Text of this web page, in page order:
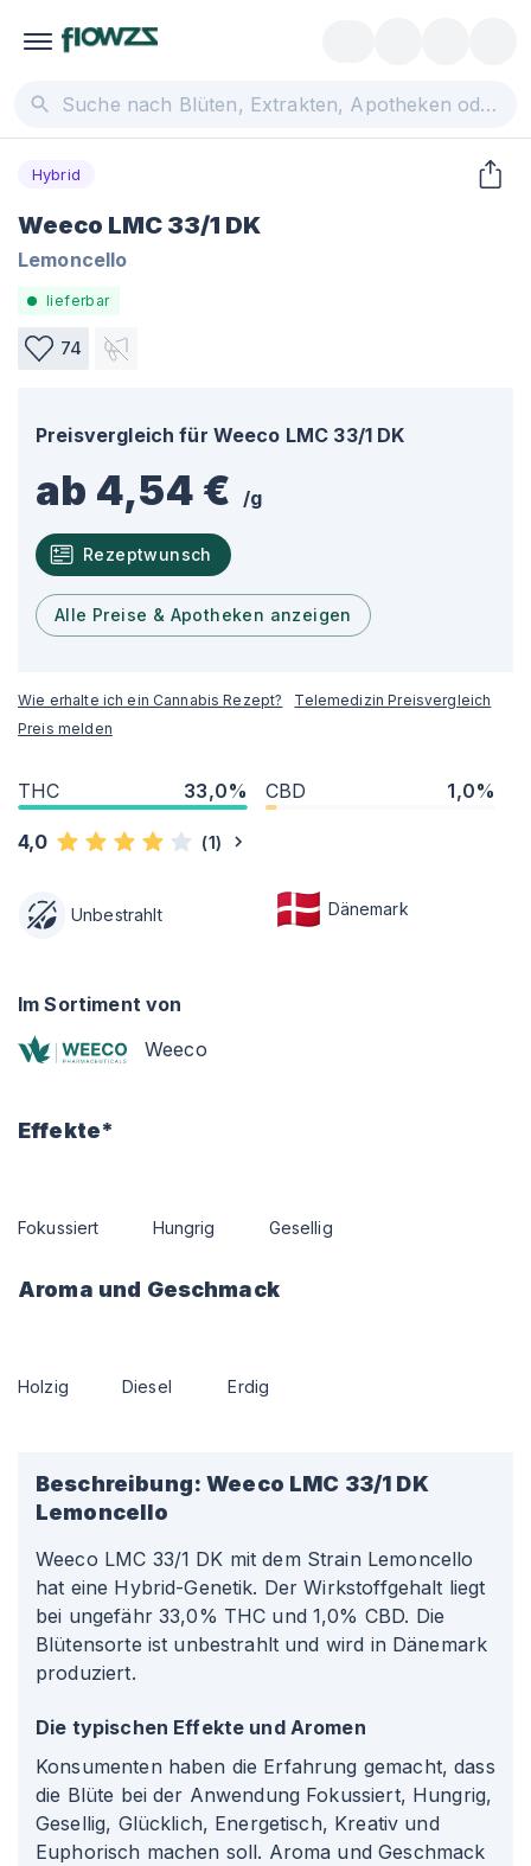
Hybrid
Weeco LMC 33/1 DK
Lemoncello
lieferbar
74
Preisvergleich für Weeco LMC 33/1 DK
ab 4,54 € /g
Rezeptwunsch
Alle Preise & Apotheken anzeigen
Wie erhalte ich ein Cannabis Rezept?
Telemedizin Preisvergleich
Preis melden
THC 33,0% CBD 1,0%
4,0 (1)
Unbestrahlt Dänemark
Im Sortiment von
Weeco
Effekte*
Fokussiert Hungrig Gesellig
Aroma und Geschmack
Holzig Diesel Erdig
Beschreibung: Weeco LMC 33/1 DK
Lemoncello
Weeco LMC 33/1 DK mit dem Strain Lemoncello
hat eine Hybrid-Genetik. Der Wirkstoffgehalt liegt
bei ungefähr 33,0% THC und 1,0% CBD. Die
Blütensorte ist unbestrahlt und wird in Dänemark
produziert.
Die typischen Effekte und Aromen
Konsumenten haben die Erfahrung gemacht, dass
die Blüte bei der Anwendung Fokussiert, Hungrig,
Gesellig, Glücklich, Energetisch, Kreativ und
Euphorisch machen soll. Aroma und Geschmack